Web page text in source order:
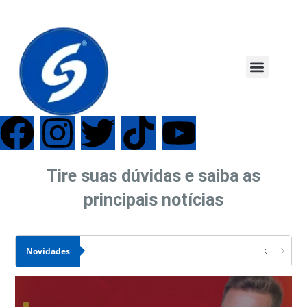
Tire suas dúvidas e saiba as
principais notícias
Novidades